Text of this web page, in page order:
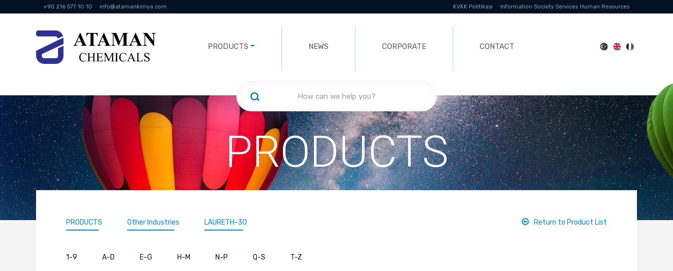
+90 216 577 10 10 info@atamankimya.com KVKK Politikası Information Society Services Human Resources
PRODUCTS NEWS CORPORATE CONTACT
PRODUCTS
PRODUCTS Other Industries LAURETH-30 Return to Product List
1-9 A-D E-G H-M N-P Q-S T-Z